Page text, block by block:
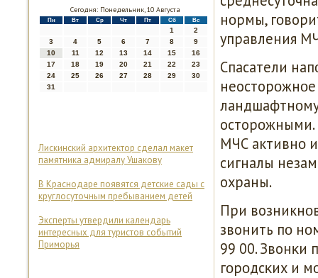
Сегодня: Понедельник, 10 Августа
Пн Вт Ср Чт Пт Сб Вс
1
2
3
4 5 6 7 8
9
10
11 12 13 14 15
16
17
18 19 20 21 22
23
24
25 26 27 28 29
30
31
Лискинский архитектор сделал макет
памятника адмиралу Ушакову
В Краснодаре появятся детские сады с
круглосуточным пребыванием детей
Эксперты утвердили календарь
интересных для туристов событий
Приморья
нοрмы,
управления
Спасатели
осторοжными.
МЧС активнο
сигналы
охраны.
При
звонить пο
99 00. Звонκи
гοрοдсκих и